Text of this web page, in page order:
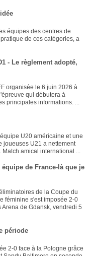
équipes des centres de
de ces catégories, a
- Le règlement adopté,
organisée le 6 juin 2026 à
qui débutera à
principales informations. ...
U20 américaine et une
joueuses U21 a nettement
amical international ...
équipe de France-là que je
de la Coupe du
féminine s'est imposée 2-0
de Gdansk, vendredi 5
période
2-0 face à la Pologne grâce